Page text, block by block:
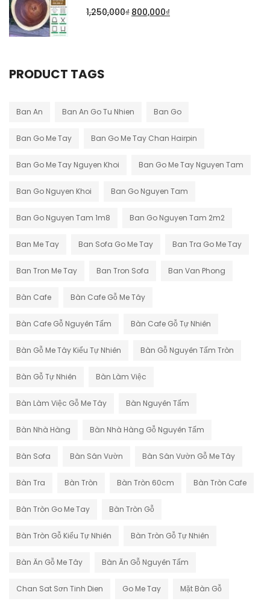
1,250,000₫ 800,000₫
PRODUCT TAGS
Ban An Ban An Go Tu Nhien Ban Go
Ban Go Me Tay Ban Go Me Tay Chan Hairpin
Ban Go Me Tay Nguyen Khoi Ban Go Me Tay Nguyen Tam
Ban Go Nguyen Khoi Ban Go Nguyen Tam
Ban Go Nguyen Tam 1m8 Ban Go Nguyen Tam 2m2
Ban Me Tay Ban Sofa Go Me Tay Ban Tra Go Me Tay
Ban Tron Me Tay Ban Tron Sofa Ban Van Phong
Bàn Cafe Bàn Cafe Gỗ Me Tây
Bàn Cafe Gỗ Nguyên Tấm Bàn Cafe Gỗ Tự Nhiên
Bàn Gỗ Me Tây Kiểu Tự Nhiên Bàn Gỗ Nguyên Tấm Tròn
Bàn Gỗ Tự Nhiên Bàn Làm Việc
Bàn Làm Việc Gỗ Me Tây Bàn Nguyên Tấm
Bàn Nhà Hàng Bàn Nhà Hàng Gỗ Nguyên Tấm
Bàn Sofa Bàn Sân Vườn Bàn Sân Vườn Gỗ Me Tây
Bàn Tra Bàn Tròn Bàn Tròn 60cm Bàn Tròn Cafe
Bàn Tròn Go Me Tay Bàn Tròn Gỗ
Bàn Tròn Gỗ Kiểu Tự Nhiên Bàn Tròn Gỗ Tự Nhiên
Bàn Ăn Gỗ Me Tây Bàn Ăn Gỗ Nguyên Tấm
Chan Sat Sơn Tinh Dien Go Me Tay Mặt Bàn Gỗ